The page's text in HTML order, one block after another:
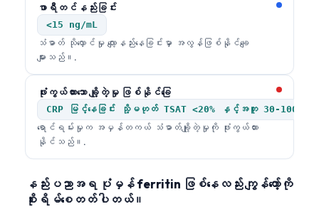
ဖာရီတင်နည်းခြင်း
<15 ng/mL
သံဓာတ် သိုလှောင်မှု လျော့နည်းနေခြင်းမှာ အလွန်ဖြစ်နိုင်ချေ
များသည်။.
ဖုံးကွယ်ထားသော ချို့တဲ့မှု ဖြစ်နိုင်ခြေ
CRP မြင့်နေခြင်း သို့မဟုတ် TSAT <20% နှင့်အတူ 30-100 ng/
ရောင်ရမ်းမှုက အမှန်တကယ် သံဓာတ်ချို့တဲ့မှုကို ဖုံးကွယ်ထား
နိုင်သည်။.
နည်းပညာအရ ပုံမှန် ferritin ဖြစ်နေလည်း ကျွန်တော့်ကို
စိုးရိမ်စေတတ်ပါတယ်။